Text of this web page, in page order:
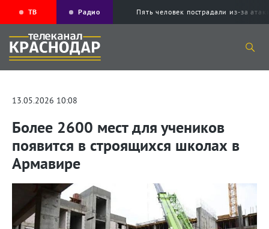
ТВ Радио Пять человек пострадали из-за
13.05.2026 10:08
Более 2600 мест для учеников
появится в строящихся школах в
Армавире